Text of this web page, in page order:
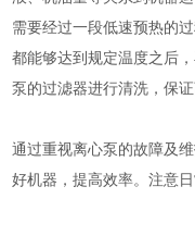
需要经过一段低速预热的
都能够达到规定温度之后
泵的过滤器进行清洗，保
通过重视离心泵的故障及
好机器，提高效率。注意